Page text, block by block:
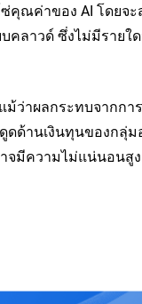
ซ่คุณค่าของ AI โดยจ
คลาวด์ ซึ่งไม่มีราย
ว่าผลกระทบจากกา
ดด้านเงินทุนของกลุ่
จมีความไม่แน่นอนสู